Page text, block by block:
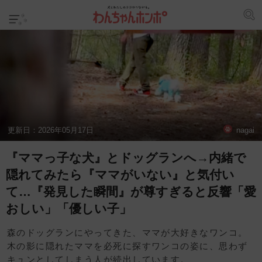
更新日： 2026年05月17日 nagai
『ママっ子な犬』とドッグランへ→内緒で
隠れてみたら『ママがいない』と気付い
て…『発見した瞬間』が尊すぎると反響「愛
おしい」「優しい子」
森のドッグランにやってきた、ママが大好きなワンコ。
木の影に隠れたママを必死に探すワンコの姿に、思わず
キュンとしてしまう人が続出しています。